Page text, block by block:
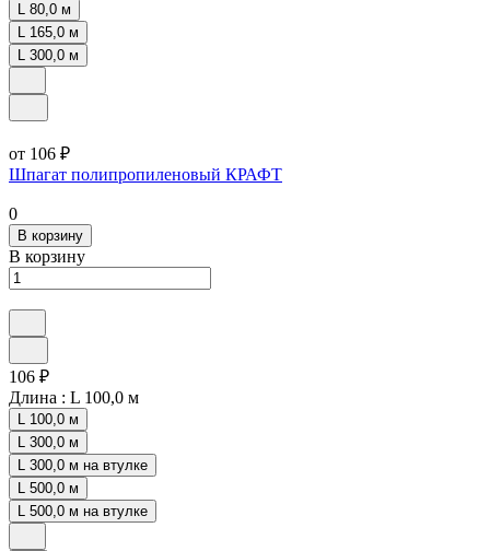
L 80,0 м
L 165,0 м
L 300,0 м
от 106 ₽
Шпагат полипропиленовый КРАФТ
0
В корзину
В корзину
106 ₽
Длина : L 100,0 м
L 100,0 м
L 300,0 м
L 300,0 м на втулке
L 500,0 м
L 500,0 м на втулке